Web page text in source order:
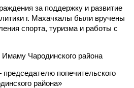
за поддержку и развитие
г. Махачкалы были вручены
спорта, туризма и работы с
Чародинского района
попечительского
района»